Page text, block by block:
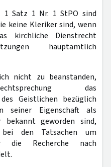
1 Satz 1 Nr. 1 StPO sind
keine Kleriker sind, wenn
kirchliche Dienstrecht
hauptamtlich
nicht zu beanstanden,
das
Geistlichen bezüglich
seiner Eigenschaft als
bekannt geworden sind,
den Tatsachen um
die Recherche nach